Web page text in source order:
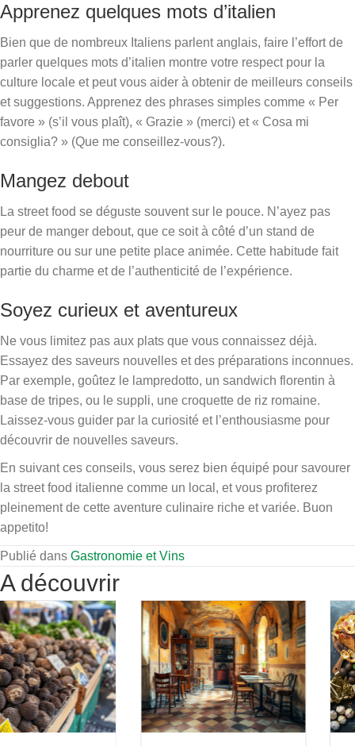
Apprenez quelques mots d’italien
Bien que de nombreux Italiens parlent anglais, faire l’effort de
parler quelques mots d’italien montre votre respect pour la
culture locale et peut vous aider à obtenir de meilleurs conseils
et suggestions. Apprenez des phrases simples comme « Per
favore » (s’il vous plaît), « Grazie » (merci) et « Cosa mi
consiglia? » (Que me conseillez-vous?).
Mangez debout
La street food se déguste souvent sur le pouce. N’ayez pas
peur de manger debout, que ce soit à côté d’un stand de
nourriture ou sur une petite place animée. Cette habitude fait
partie du charme et de l’authenticité de l’expérience.
Soyez curieux et aventureux
Ne vous limitez pas aux plats que vous connaissez déjà.
Essayez des saveurs nouvelles et des préparations inconnues.
Par exemple, goûtez le lampredotto, un sandwich florentin à
base de tripes, ou le suppli, une croquette de riz romaine.
Laissez-vous guider par la curiosité et l’enthousiasme pour
découvrir de nouvelles saveurs.
En suivant ces conseils, vous serez bien équipé pour savourer
la street food italienne comme un local, et vous profiterez
pleinement de cette aventure culinaire riche et variée. Buon
appetito!
Publié dans Gastronomie et Vins
A découvrir